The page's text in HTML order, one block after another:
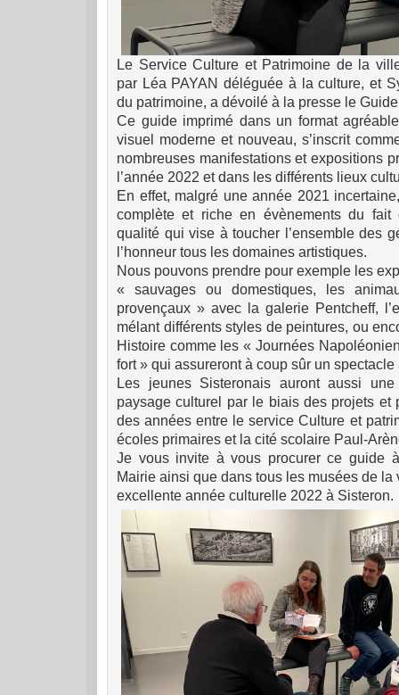
Le Service Culture et Patrimoine de la
par Léa PAYAN déléguée à la culture, et
du patrimoine, a dévoilé à la presse le
Ce guide imprimé dans un format
visuel moderne et nouveau, s’inscrit
nombreuses manifestations et expositions
l’année 2022 et dans les différents lieux
En effet, malgré une année 2021
complète et riche en évènements du fait
qualité qui vise à toucher l’ensemble des
l’honneur tous les domaines artistiques.
Nous pouvons prendre pour exemple les
« sauvages ou domestiques, les
provençaux » avec la galerie Pentcheff,
mélant différents styles de peintures, ou
Histoire comme les « Journées
fort » qui assureront à coup sûr un spectacle
Les jeunes Sisteronais auront aussi
paysage culturel par le biais des projets et
des années entre le service Culture et
écoles primaires et la cité scolaire Paul-
Je vous invite à vous procurer ce guide
Mairie ainsi que dans tous les musées de
excellente année culturelle 2022 à Sisteron.